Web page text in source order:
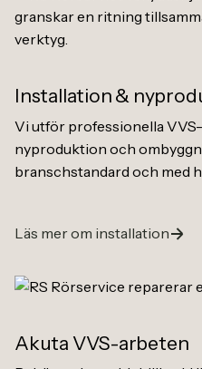
Installation&
Vi utför professionella
nyproduktion och
branschstandard och med
Läs mer om installation
Akuta VVS-arbeten